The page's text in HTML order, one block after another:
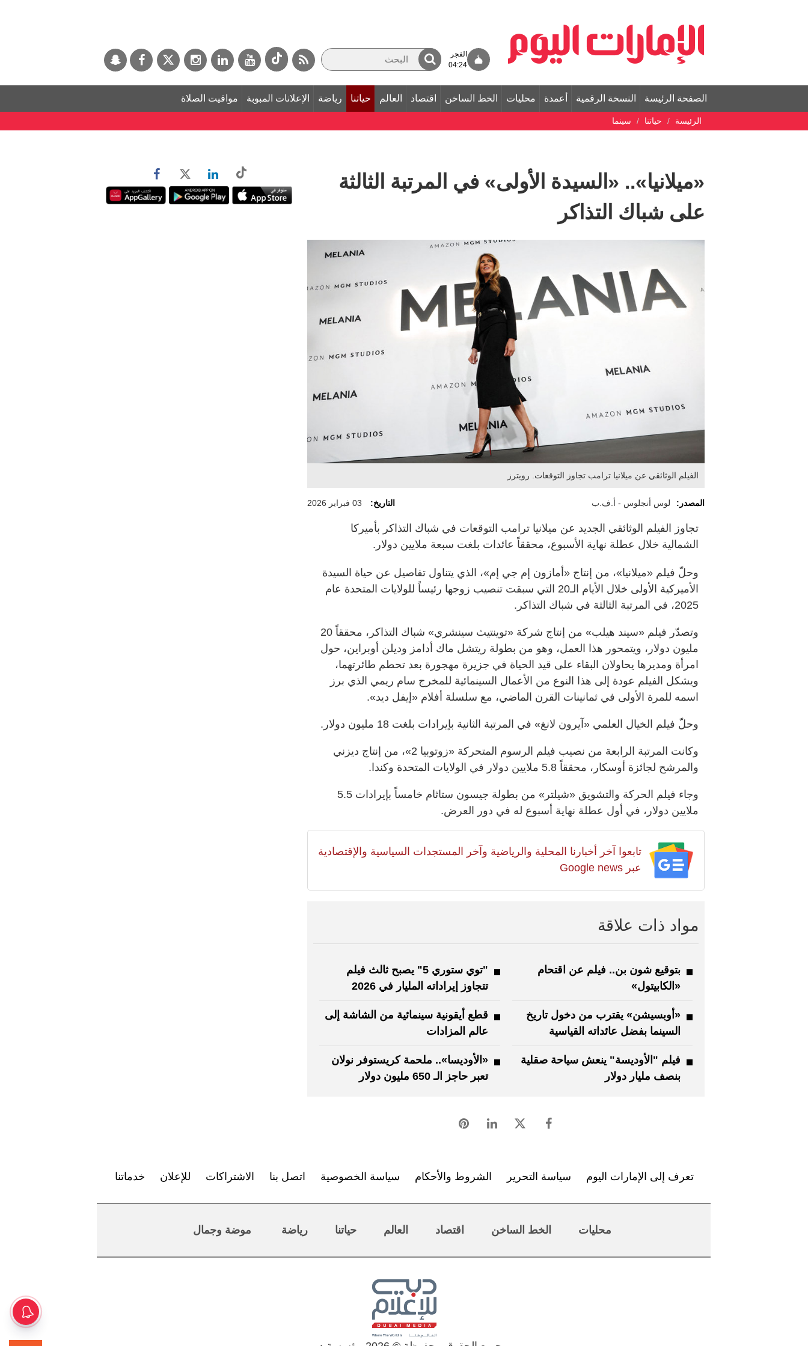
الفجر
04:24
الصفحة الرئيسة النسخة الرقمية أعمدة محليات الخط الساخن اقتصاد العالم حياتنا رياضة الإعلانات المبوبة مواقيت الصلاة
الرئيسة حياتنا سينما
«ميلانيا».. «السيدة الأولى» في المرتبة الثالثة
على شباك التذاكر
الفيلم الوثائقي عن ميلانيا ترامب تجاوز التوقعات. رويترز
المصدر: لوس أنجلوس - أ.ف.ب التاريخ: 03 فبراير 2026
تجاوز الفيلم الوثائقي الجديد عن ميلانيا ترامب التوقعات في شباك التذاكر بأميركا
الشمالية خلال عطلة نهاية الأسبوع، محققاً عائدات بلغت سبعة ملايين دولار.
وحلّ فيلم «ميلانيا»، من إنتاج «أمازون إم جي إم»، الذي يتناول تفاصيل عن حياة السيدة
الأميركية الأولى خلال الأيام الـ20 التي سبقت تنصيب زوجها رئيساً للولايات المتحدة عام
2025، في المرتبة الثالثة في شباك التذاكر.
وتصدّر فيلم «سيند هيلب» من إنتاج شركة «توينتيث سينشري» شباك التذاكر، محققاً 20
مليون دولار، ويتمحور هذا العمل، وهو من بطولة ريتشل ماك أدامز وديلن أوبراين، حول
امرأة ومديرها يحاولان البقاء على قيد الحياة في جزيرة مهجورة بعد تحطم طائرتهما،
ويشكل الفيلم عودة إلى هذا النوع من الأعمال السينمائية للمخرج سام ريمي الذي برز
اسمه للمرة الأولى في ثمانينات القرن الماضي، مع سلسلة أفلام «إيفل ديد».
وحلّ فيلم الخيال العلمي «آيرون لانغ» في المرتبة الثانية بإيرادات بلغت 18 مليون دولار.
وكانت المرتبة الرابعة من نصيب فيلم الرسوم المتحركة «زوتوبيا 2»، من إنتاج ديزني
والمرشح لجائزة أوسكار، محققاً 5.8 ملايين دولار في الولايات المتحدة وكندا.
وجاء فيلم الحركة والتشويق «شيلتر» من بطولة جيسون ستاثام خامساً بإيرادات 5.5
ملايين دولار، في أول عطلة نهاية أسبوع له في دور العرض.
تابعوا آخر أخبارنا المحلية والرياضية وآخر المستجدات السياسية والإقتصادية
عبر Google news
مواد ذات علاقة
بتوقيع شون بن.. فيلم عن اقتحام
«الكابيتول»
"توي ستوري 5" يصبح ثالث فيلم
تتجاوز إيراداته المليار في 2026
«أوبسيشن» يقترب من دخول تاريخ
السينما بفضل عائداته القياسية
قطع أيقونية سينمائية من الشاشة إلى
عالم المزادات
فيلم "الأوديسة" ينعش سياحة صقلية
بنصف مليار دولار
«الأوديسا».. ملحمة كريستوفر نولان
تعبر حاجز الـ 650 مليون دولار
تعرف إلى الإمارات اليوم سياسة التحرير الشروط والأحكام سياسة الخصوصية اتصل بنا الاشتراكات للإعلان خدماتنا
محليات الخط الساخن اقتصاد العالم حياتنا رياضة موضة وجمال